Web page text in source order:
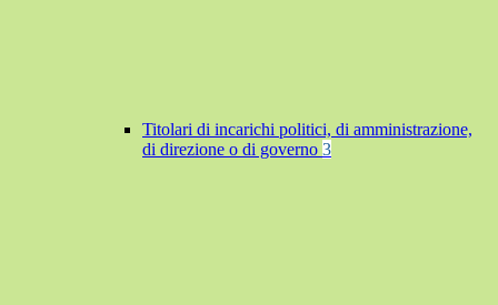
Titolari di incarichi politici, di amministrazione,
di direzione o di governo 3